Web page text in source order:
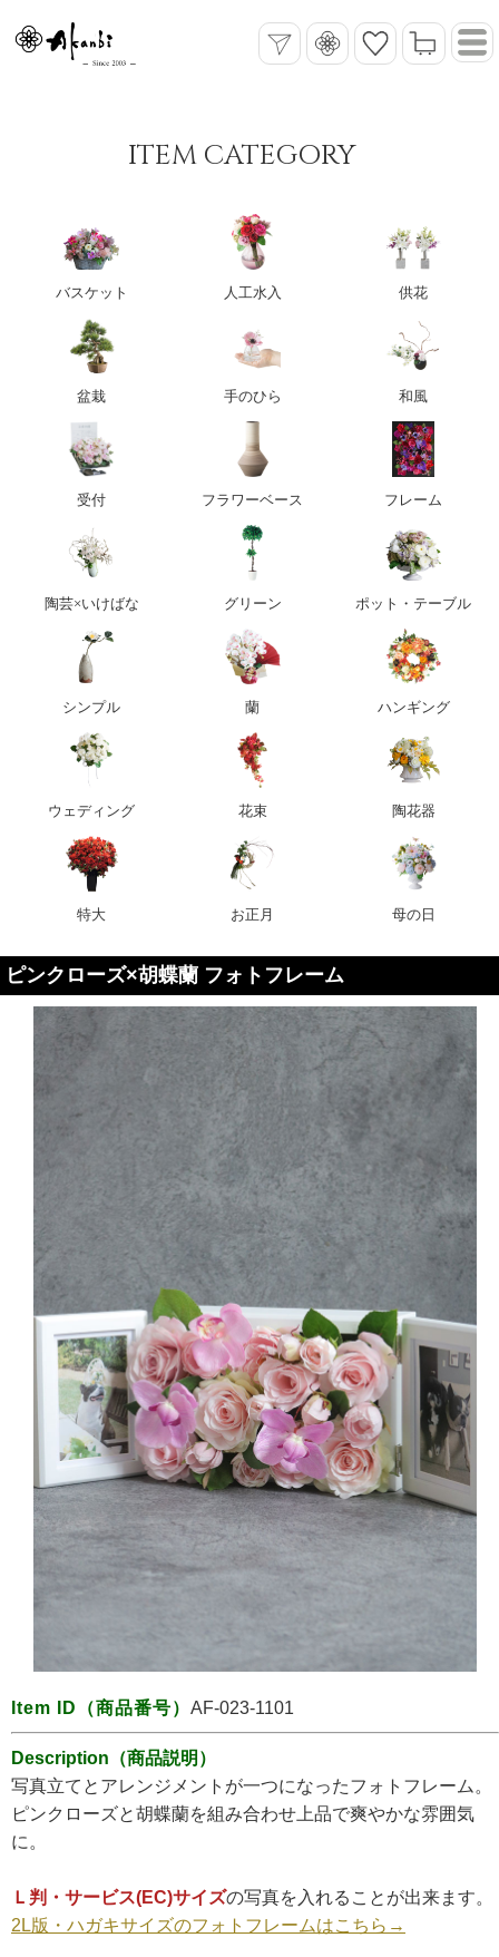
ITEM CATEGORY
バスケット 人工水入 供花
盆栽 手のひら 和風
受付 フラワーベース フレーム
陶芸×いけばな グリーン ポット・テーブル
シンプル 蘭 ハンギング
ウェディング 花束 陶花器
特大 お正月 母の日
ピンクローズ×胡蝶蘭 フォトフレーム
Item ID （商品番号） AF-023-1101
Description（商品説明）
写真立てとアレンジメントが一つになったフォトフレーム。
ピンクローズと胡蝶蘭を組み合わせ上品で爽やかな雰囲気
に。
Ｌ判・サービス(EC)サイズの写真を入れることが出来ます。
2L版・ハガキサイズのフォトフレームはこちら→